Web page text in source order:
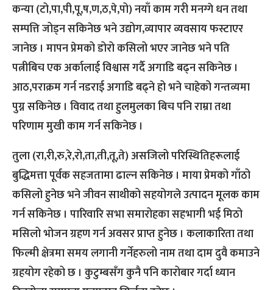
कन्या (टो,पा,पी,पू,ष,ण,ठ,पे,पो) नयाँ काम गरी मनग्गे धन तथा
सम्पत्ति जोड्न सकिनेछ भने उद्योग,व्यापार व्यवसाय फस्टाएर
जानेछ । मापन प्रेमको डोरो कसिलो भएर जानेछ भने पति
पत्नीबिच एक अर्कालाई विश्वास गर्दै अगाडि बढ्न सकिनेछ ।
आठ,पराक्रम गर्न नडराई अगाडि बढ्ने हो भने चाहेको गन्तव्यमा
पुग्न सकिनेछ । विवाद तथा हुलमुलका बिच पनि राम्रा तथा
परिणाम मुखी काम गर्न सकिनेछ ।
तुला (रा,री,रु,रे,रो,ता,ती,तू,ते) असजिलो परिस्थितिहरूलाई
बुद्धिमत्ता पूर्वक सहजतामा ढाल्न सकिनेछ । माया प्रेमको गाँठो
कसिलो हुनेछ भने जीवन साथीको सहयोगले उत्पादन मूलक काम
गर्न सकिनेछ । पारिवारि सभा समारोहका सहभागी भई मिठो
मसिलो भोजन ग्रहण गर्न अवसर प्राप्त हुनेछ । कलाकारिता तथा
फिल्मी क्षेत्रमा समय लगानी गर्नेहरुलो नाम तथा दाम दुवै कमाउने
ग्रहयोग रहेको छ । कुटुम्बसँग कुनै पनि कारोबार गर्दा ध्यान